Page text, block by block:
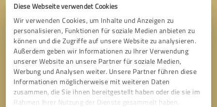
Diese Webseite verwendet Cookies
Wir verwenden Cookies, um Inhalte und Anzeigen zu
personalisieren, Funktionen für soziale Medien anbieten zu
können und die Zugriffe auf unsere Website zu analysieren.
Außerdem geben wir Informationen zu Ihrer Verwendung
unserer Website an unsere Partner für soziale Medien,
Werbung und Analysen weiter. Unsere Partner führen diese
Informationen möglicherweise mit weiteren Daten
zusammen, die Sie ihnen bereitgestellt haben oder die sie im
Rahmen Ihrer Nutzung der Dienste gesammelt haben.